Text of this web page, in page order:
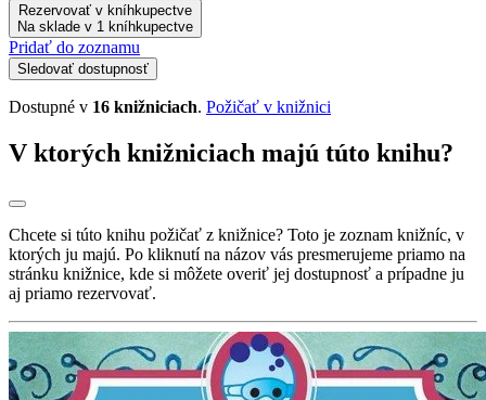
Rezervovať v kníhkupectve
Na sklade v 1 kníhkupectve
Pridať do zoznamu
Sledovať dostupnosť
Dostupné v 16 knižniciach. Požičať v knižnici
V ktorých knižniciach majú túto knihu?
Chcete si túto knihu požičať z knižnice? Toto je zoznam knižníc, v
ktorých ju majú. Po kliknutí na názov vás presmerujeme priamo na
stránku knižnice, kde si môžete overiť jej dostupnosť a prípadne ju
aj priamo rezervovať.